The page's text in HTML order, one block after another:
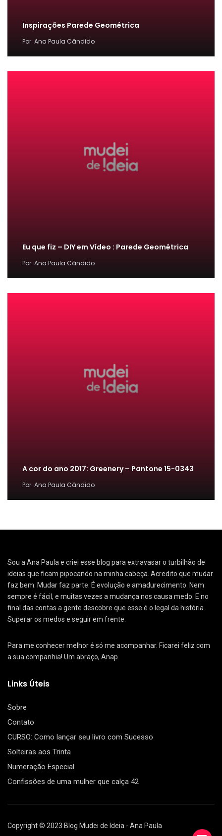
Inspirações Parede Geométrica
Por Ana Paula Cândido
Eu que fiz – DIY em Vídeo : Parede Geométrica
Por Ana Paula Cândido
A cor do ano 2017: Greenery – Pantone 15-0343
Por Ana Paula Cândido
Sou a Ana Paula e criei esse blog para extravasar o turbilhão de
ideias que ficam pipocando na minha cabeça. Acredito que mudar
faz bem. Mudar faz parte. É evolução e amadurecimento. Nem
sempre é fácil, e muitas vezes a mudança nos causa medo. E no
final das contas a gente descobre que esse é o legal da história.
Superar os medos e seguir em frente.
Para me conhecer melhor é só me acompanhar. Ficarei feliz com
a sua companhia! Um abraço, Anap.
Links Úteis
Sobre
Contato
CURSO: Como lançar seu livro com Sucesso
Solteiras aos Trinta
Numeração Especial
Confissões de uma mulher que calça 42
Copyright © 2023 Blog Mudei de Ideia - Ana Paula